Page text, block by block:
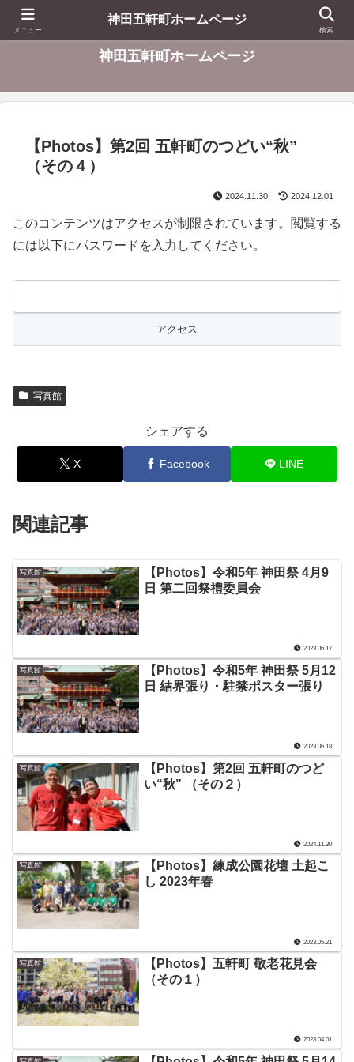
東京都千代田区
神田五軒町ホームページ
【Photos】第2回 五軒町のつどい“秋”
（その４）
2024.11.30 2024.12.01
このコンテンツはアクセスが制限されています。閲覧する
には以下にパスワードを入力してください。
写真館
シェアする
X Facebook LINE
関連記事
写真館
【Photos】令和5年 神田祭 4月9
日 第二回祭禮委員会
2023.06.17
写真館
【Photos】令和5年 神田祭 5月12
日 結界張り・駐禁ポスター張り
2023.06.18
写真館
【Photos】第2回 五軒町のつど
い“秋” （その２）
2024.11.30
写真館
【Photos】練成公園花壇 土起こ
し 2023年春
2023.05.21
写真館
【Photos】五軒町 敬老花見会
（その１）
2023.04.01
メニュー
神田五軒町ホームページ
検索